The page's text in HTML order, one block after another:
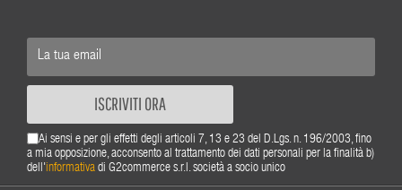
ISCRIVITI ORA
Ai sensi e per gli effetti degli articoli 7, 13 e 23 del D.Lgs. n. 196/2003, fino
a mia opposizione, acconsento al trattamento dei dati personali per la finalità b)
dell'informativa di G2commerce s.r.l. società a socio unico